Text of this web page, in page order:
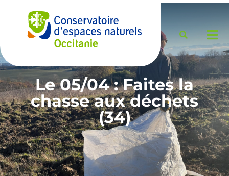
Le 05/04 : Faites la
chasse aux déchets
(34)